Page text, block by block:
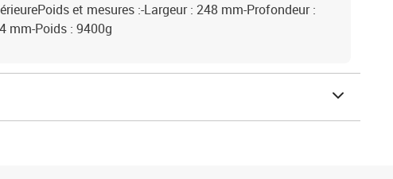
et mesures :-Largeur : 248 mm-Profondeur :
mm-Poids : 9400g